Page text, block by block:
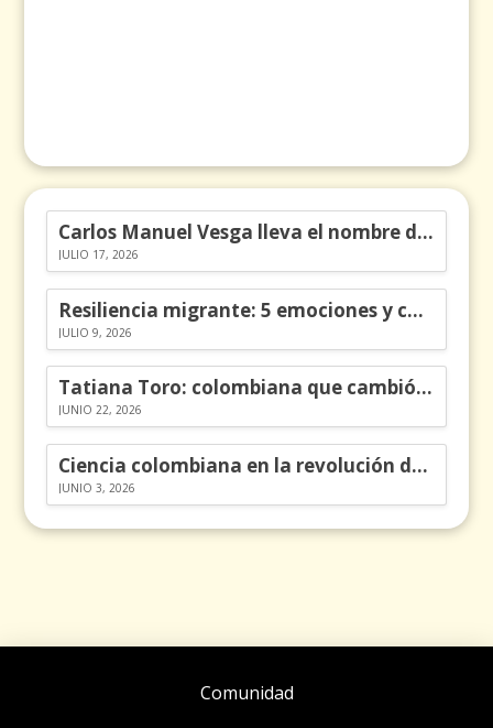
Carlos Manuel Vesga lleva el nombre de Colombia a los Emmy
JULIO 17, 2026
Resiliencia migrante: 5 emociones y cómo gestionarlas
JULIO 9, 2026
Tatiana Toro: colombiana que cambió la historia de las matemáticas
JUNIO 22, 2026
Ciencia colombiana en la revolución de los órganos en chips
JUNIO 3, 2026
Comunidad